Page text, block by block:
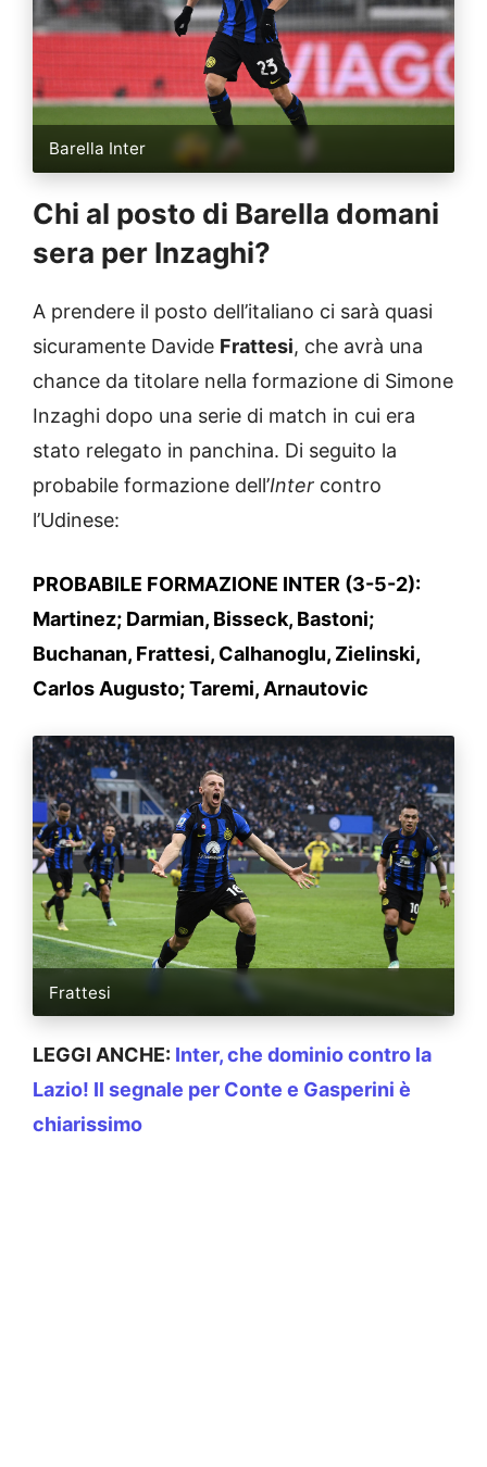
Barella Inter
Chi al posto di Barella domani
sera per Inzaghi?
A prendere il posto dell’italiano ci sarà quasi
sicuramente Davide Frattesi, che avrà una
chance da titolare nella formazione di Simone
Inzaghi dopo una serie di match in cui era
stato relegato in panchina. Di seguito la
probabile formazione dell’Inter contro
l’Udinese:
PROBABILE FORMAZIONE INTER (3-5-2):
Martinez; Darmian, Bisseck, Bastoni;
Buchanan, Frattesi, Calhanoglu, Zielinski,
Carlos Augusto; Taremi, Arnautovic
Frattesi
LEGGI ANCHE: Inter, che dominio contro la
Lazio! Il segnale per Conte e Gasperini è
chiarissimo